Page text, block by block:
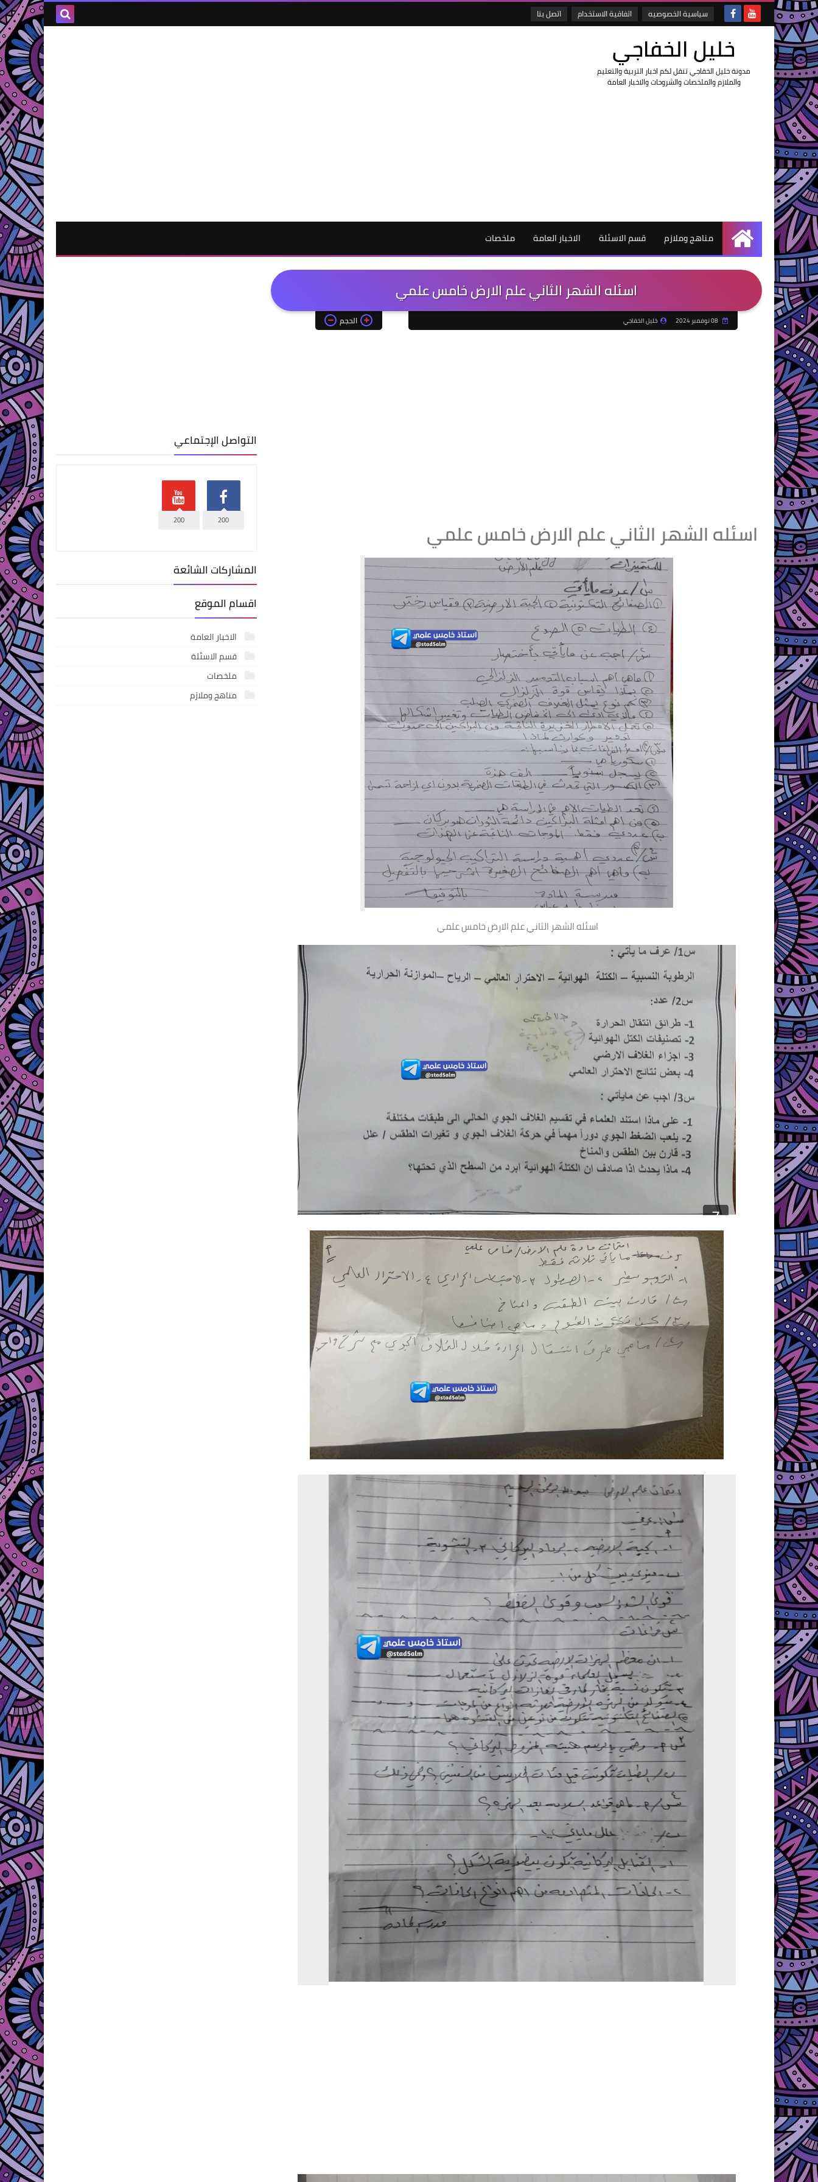
سياسية الخصوصيه اتفاقية الاستخدام اتصل بنا
خليل الخفاجي
مدونة خليل الخفاجي تنقل لكم اخبار التربية والتعليم
والملازم والملخصات والشروحات والاخبار العامة
الرئيسية
مناهج وملازم قسم الاسئلة الاخبار العامة ملخصات
اسئله الشهر الثاني علم الارض خامس علمي
08 نوفمبر 2024 خليل الخفاجي الحجم
اسئله الشهر الثاني علم الارض خامس علمي
اسئله الشهر الثاني علم الارض خامس علمي
التواصل الإجتماعي
200
200
المشاركات الشائعة
اقسام الموقع
الاخبار العامة
قسم الاسئلة
ملخصات
مناهج وملازم